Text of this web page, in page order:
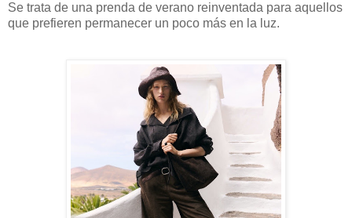
Se trata de una prenda de verano reinventada para aquellos
que prefieren permanecer un poco más en la luz.